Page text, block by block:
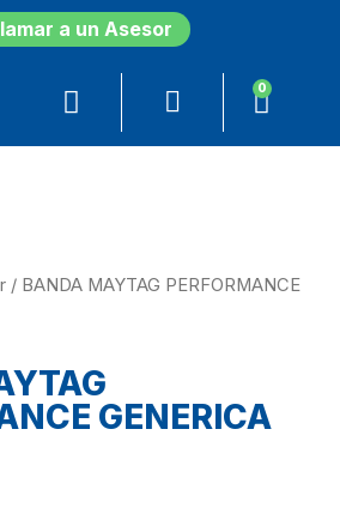
a un Asesor
0
/ BANDA MAYTAG PERFORMANCE
GENERICA